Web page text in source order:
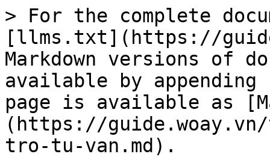
> For the complete
[llms.txt](https://
Markdown versions of
available by
page is available as
(https://
tro-tu-van.md).